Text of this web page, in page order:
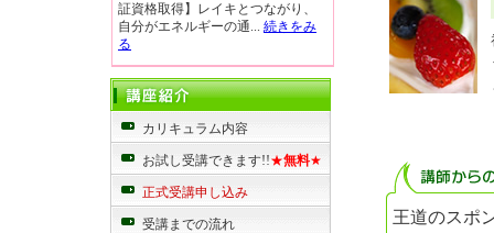
証資格取得】レイキとつながり、
自分がエネルギーの通... 続きをみ
る
カリキュラム内容
お試し受講できます!!★無料★
正式受講申し込み
受講までの流れ 王道のスポ